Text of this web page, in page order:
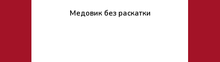
Медовик без раскатки